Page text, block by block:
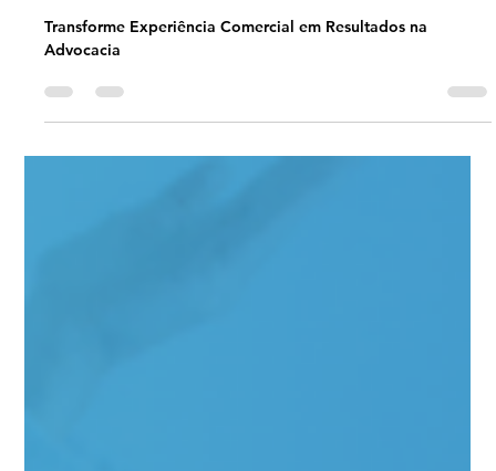
#JornadaÁgil EP2009 Transforme
Experiência Comercial em Resultados
na Advocacia SEG 10.08.26 07h31
Advocacia